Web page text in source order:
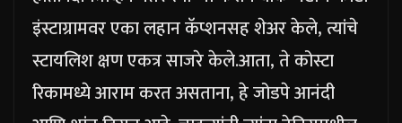
इंस्टाग्रामवर एका लहान कॅप्शनसह शेअर केले, त्यांचे
स्टायलिश क्षण एकत्र साजरे केले.आता, ते कोस्टा
रिकामध्ये आराम करत असताना, हे जोडपे आनंदी